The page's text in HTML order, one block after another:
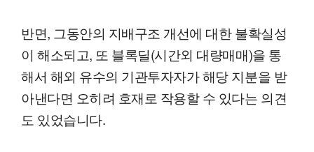
반면, 그동안의 지배구조 개선에 대한 불확실성
이 해소되고, 또 블록딜(시간외 대량매매)을 통
해서 해외 유수의 기관투자자가 해당 지분을 받
아낸다면 오히려 호재로 작용할 수 있다는 의견
도 있었습니다.